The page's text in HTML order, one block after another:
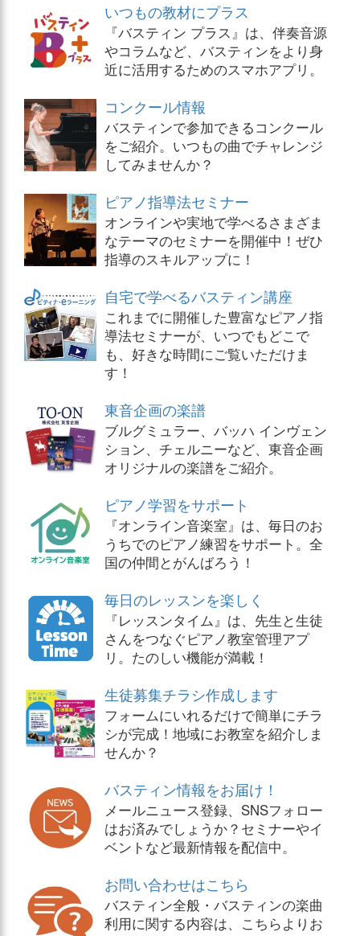
いつもの教材にプラス
『バスティン プラス』は、伴奏音源
やコラムなど、バスティンをより身
近に活用するためのスマホアプリ。
コンクール情報
バスティンで参加できるコンクール
をご紹介。いつもの曲でチャレンジ
してみませんか？
ピアノ指導法セミナー
オンラインや実地で学べるさまざま
なテーマのセミナーを開催中！ぜひ
指導のスキルアップに！
自宅で学べるバスティン講座
これまでに開催した豊富なピアノ指
導法セミナーが、いつでもどこで
も、好きな時間にご覧いただけま
す！
東音企画の楽譜
ブルグミュラー、バッハ インヴェン
ション、チェルニーなど、東音企画
オリジナルの楽譜をご紹介。
ピアノ学習をサポート
『オンライン音楽室』は、毎日のお
うちでのピアノ練習をサポート。全
国の仲間とがんばろう！
毎日のレッスンを楽しく
『レッスンタイム』は、先生と生徒
さんをつなぐピアノ教室管理アプ
リ。たのしい機能が満載！
生徒募集チラシ作成します
フォームにいれるだけで簡単にチラ
シが完成！地域にお教室を紹介しま
せんか？
バスティン情報をお届け！
メールニュース登録、SNSフォロー
はお済みでしょうか？セミナーやイ
ベントなど最新情報を配信中。
お問い合わせはこちら
バスティン全般・バスティンの楽曲
利用に関する内容は、こちらよりお